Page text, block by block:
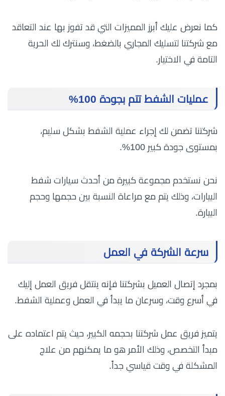
كما نعرض عليك أبرز المميزات التي قد تفوز بها عند التعاقد
مع شركتنا لتسليك المجاري بالضغط، وسنترك لك الحرية
التامة في الاختيار.
عمليات الشفط تتم بجودة 100%
شركتنا تضمن لك إجراء عملية الشفط بشكل سليم،
بمستوى جودة كبير 100%.
نحن نستخدم مجموعة كبيرة من أحدث سيارات شفط
البيارات، وذلك يتم مع مراعاة النسبة بين حجمها وحجم
البيارة.
سرعة الشركة في العمل
بمجرد إتصال العميل بشركتنا فإنه ينتقل فريق العمل إليك
في أسرع وقت، وسرعان ما يبدأ في العمل وعملية الشفط.
يتميز فريق عمل شركتنا بحجمه الكبير، حيث يتم اعتماده على
مبدأ التخصص، وذلك الأمر هو ما يمكنهم من علاج
المشكلة في وقت قياسي جداً.